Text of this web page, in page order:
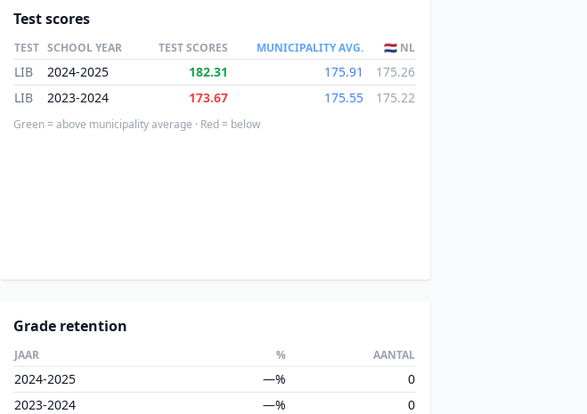
Test scores
TEST SCHOOL YEAR TEST SCORES MUNICIPALITY AVG. 🇳🇱 NL
LIB 2024-2025 182.31 175.91
175.26
LIB
2023-2024 173.67 175.55 175.22
Green = above municipality average · Red = below
Grade retention
JAAR % AANTAL
2024-2025 —%
0
2023-2024
—%
0